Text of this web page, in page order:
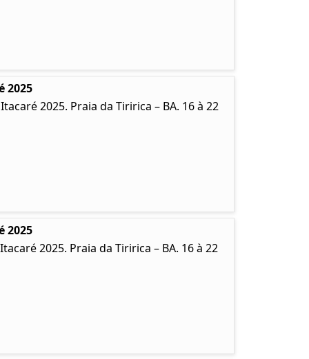
2025
2025. Praia da Tiririca – BA. 16 à 22
2025
2025. Praia da Tiririca – BA. 16 à 22